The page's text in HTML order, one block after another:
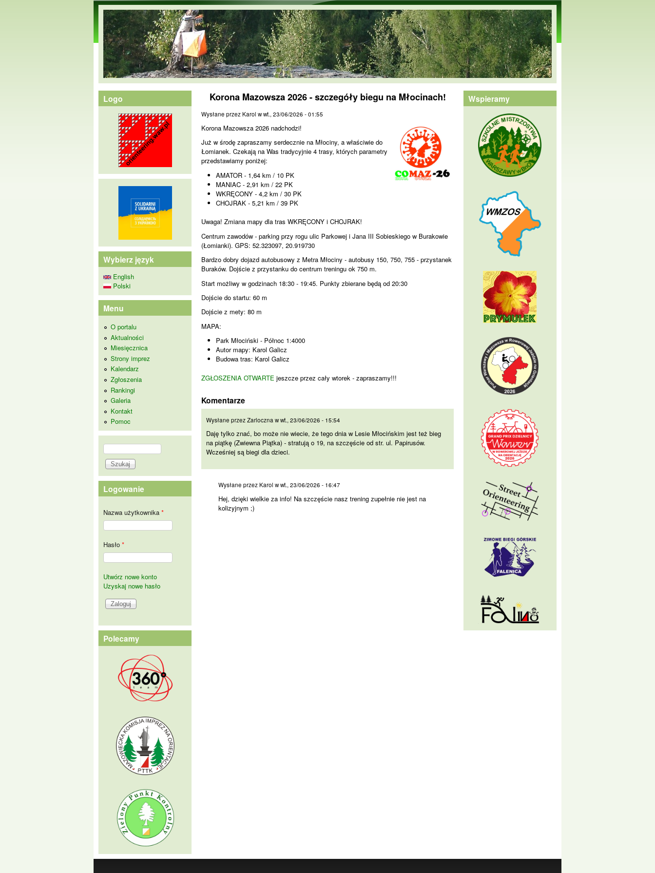
Przejdź do treści
orienteering.waw.pl
Korona Mazowsza 2026 - szczegóły biegu na Młocinach!
Wysłane przez Karol wwt., 23/06/2026 - 01:55
Korona Mazowsza 2026 nadchodzi!
Już w środę zapraszamy serdecznie na Młociny, a właściwie do
Łomianek. Czekają na Was tradycyjnie 4 trasy, których parametry
przedstawiamy poniżej:
AMATOR - 1,64 km / 10 PK
MANIAC - 2,91 km / 22 PK
WKRĘCONY - 4,2 km / 30 PK
CHOJRAK - 5,21 km / 39 PK
Uwaga! Zmiana mapy dla tras WKRĘCONY i CHOJRAK!
Centrum zawodów - parking przy rogu ulic Parkowej i Jana III Sobieskiego w Burakowie
(Łomianki). GPS: 52.323097, 20.919730
Bardzo dobry dojazd autobusowy z Metra Młociny - autobusy 150, 750, 755 - przystanek
Buraków. Dojście z przystanku do centrum treningu ok 750 m.
Start możliwy w godzinach 18:30 - 19:45. Punkty zbierane będą od 20:30
Dojście do startu: 60 m
Dojście z mety: 80 m
MAPA:
Park Młociński - Północ 1:4000
Autor mapy: Karol Galicz
Budowa tras: Karol Galicz
ZGŁOSZENIA OTWARTE jeszcze przez cały wtorek - zapraszamy!!!
Komentarze
Daję tylko znać, bo może nie
Wysłane przezZarloczna wwt., 23/06/2026 - 15:54
Daję tylko znać, bo może nie wiecie, że tego dnia w Lesie Młocińskim jest też bieg
na piątkę (Zwiewna Piątka) - stratują o 19, na szczęście od str. ul. Papirusów.
Wcześniej są biegi dla dzieci.
Hej, dzięki wielkie za info!
Wysłane przez Karol wwt., 23/06/2026 - 16:47
Hej, dzięki wielkie za info! Na szczęście nasz trening zupełnie nie jest na
kolizyjnym ;)
Logo
Wybierz język
English
Polski
Menu
O portalu
Aktualności
Miesięcznica
Strony imprez
Kalendarz
Zgłoszenia
Rankingi
Galeria
Kontakt
Pomoc
Formularz wyszukiwania
Szukaj
Logowanie
Nazwa użytkownika *
Hasło *
Utwórz nowe konto
Uzyskaj nowe hasło
Polecamy
Wspieramy